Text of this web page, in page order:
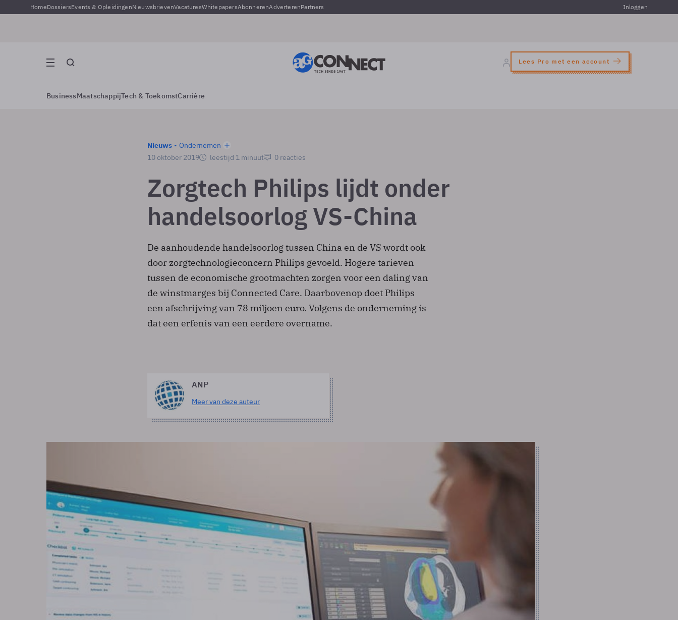
HomeDossiersEvents & OpleidingenNieuwsbrievenVacaturesWhitepapersAbonnerenAdverterenPartners Inloggen
Lees Pro met een account
BusinessMaatschappijTech & ToekomstCarrière
Nieuws
Ondernemen
10 oktober 2019
leestijd 1 minuut 0 reacties
Zorgtech Philips lijdt onder
handelsoorlog VS-China
De aanhoudende handelsoorlog tussen China en de VS wordt ook
door zorgtechnologieconcern Philips gevoeld. Hogere tarieven
tussen de economische grootmachten zorgen voor een daling van
de winstmarges bij Connected Care. Daarbovenop doet Philips
een afschrijving van 78 miljoen euro. Volgens de onderneming is
dat een erfenis van een eerdere overname.
ANP
Meer van deze auteur